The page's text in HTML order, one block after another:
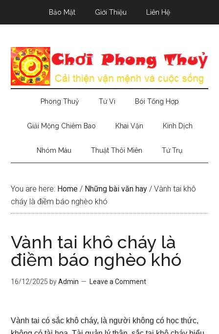
Bảo Mật Giới Thiệu Liên Hệ
Phong Thuỷ Tử Vi Bói Tổng Hợp
Giải Mộng Chiêm Bao Khai Vận Kinh Dịch
Nhóm Máu Thuật Thôi Miên Tứ Trụ
You are here: Home / Những bài văn hay / Vành tai khô
cháy là điềm báo nghèo khó
Vành tai khô cháy là
điềm báo nghèo khó
16/12/2025 byAdmin Leave a Comment
Vành tai có sắc khô cháy, là người không có học thức,